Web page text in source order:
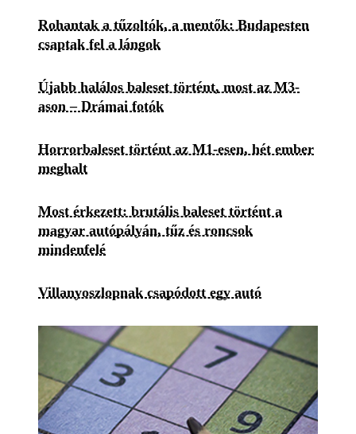
Rohantak a tűzoltók, a mentők: Budapesten
csaptak fel a lángok
Újabb halálos baleset történt, most az M3-
ason – Drámai fotók
Horrorbaleset történt az M1-esen, hét ember
meghalt
Most érkezett: brutális baleset történt a
magyar autópályán, tűz és roncsok
mindenfelé
Villanyoszlopnak csapódott egy autó